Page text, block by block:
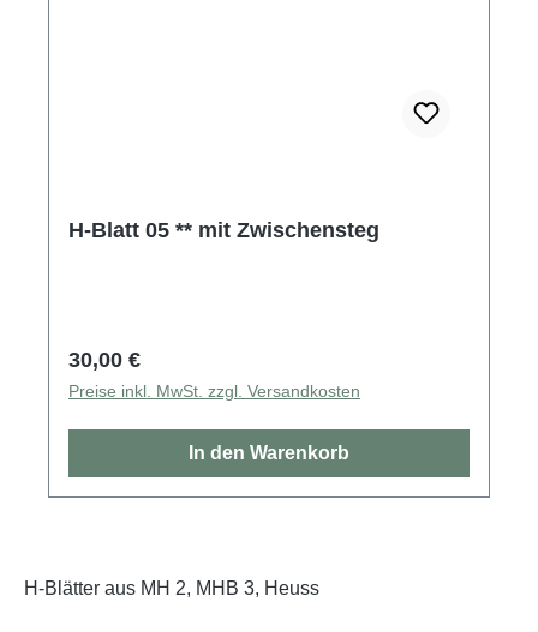
H-Blatt 05 ** mit Zwischensteg
Regulärer Preis:
30,00 €
Preise inkl. MwSt. zzgl. Versandkosten
In den Warenkorb
H-Blätter aus MH 2, MHB 3, Heuss